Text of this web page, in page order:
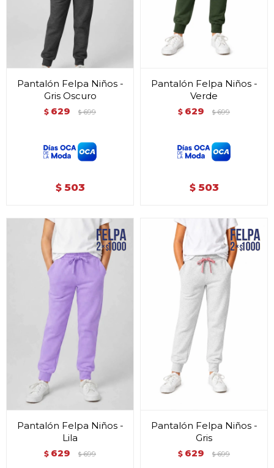
Pantalón Felpa Niños -
Gris Oscuro
$ 629 $ 699
$ 503
Pantalón Felpa Niños -
Verde
$ 629 $ 699
$ 503
Pantalón Felpa Niños -
Lila
$ 629 $ 699
Pantalón Felpa Niños -
Gris
$ 629 $ 699